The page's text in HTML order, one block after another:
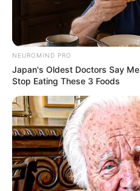
ЛИС 16, 2020
NEUROMIND PRO
Japan's Oldest Doctors Say
Stop Eating These 3 Foods